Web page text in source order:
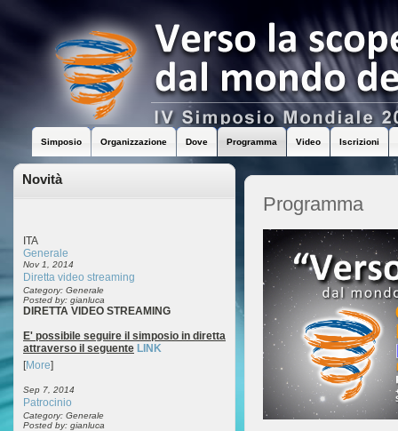
Simposio Organizzazione Dove Programma Video Iscrizioni
Novità
ITA
Generale
Nov 1, 2014
Diretta video streaming
Category: Generale
Posted by: gianluca
DIRETTA VIDEO STREAMING
E' possibile seguire il simposio in diretta
attraverso il seguente LINK
[More]
Sep 7, 2014
Patrocinio
Category: Generale
Posted by: gianluca
Programma